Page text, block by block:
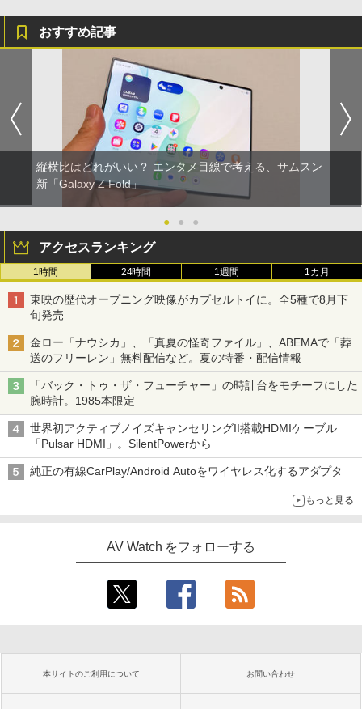
おすすめ記事
縦横比はどれがいい？ エンタメ目線で考える、サムスン
新「Galaxy Z Fold」
● ● ●
アクセスランキング
1時間 24時間 1週間 1カ月
東映の歴代オープニング映像がカプセルトイに。全5種で8月下
旬発売
金ロー「ナウシカ」、「真夏の怪奇ファイル」、ABEMAで「葬
送のフリーレン」無料配信など。夏の特番・配信情報
「バック・トゥ・ザ・フューチャー」の時計台をモチーフにした
腕時計。1985本限定
世界初アクティブノイズキャンセリングII搭載HDMIケーブル
「Pulsar HDMI」。SilentPowerから
純正の有線CarPlay/Android Autoをワイヤレス化するアダプタ
もっと見る
AV Watch をフォローする
本サイトのご利用について お問い合わせ